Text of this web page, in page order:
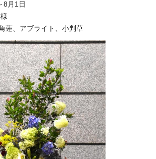
8月1日
蓮、アブライト、小判草